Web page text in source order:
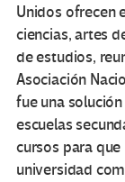
Unidos ofrecen
ciencias, artes
de estudios,
Asociación
fue una
escuelas
cursos para
universidad